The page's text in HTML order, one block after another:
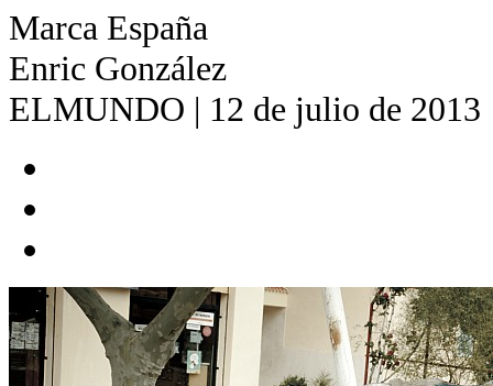
Marca España
Enric González
ELMUNDO | 12 de julio de 2013